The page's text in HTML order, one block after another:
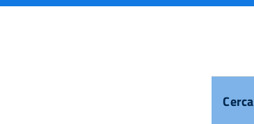
Cerca